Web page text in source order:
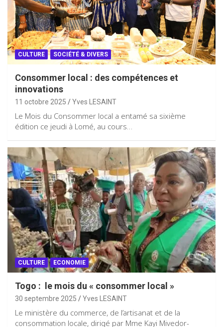
CULTURE SOCIÉTÉ & DIVERS
Consommer local : des compétences et
innovations
11 octobre 2025 Yves LESAINT
Le Mois du Consommer local a entamé sa sixième
édition ce jeudi à Lomé, au cours…
CULTURE ECONOMIE
Togo : le mois du « consommer local »
30 septembre 2025 Yves LESAINT
Le ministère du commerce, de l’artisanat et de la
consommation locale, dirigé par Mme Kayi Mivedor-